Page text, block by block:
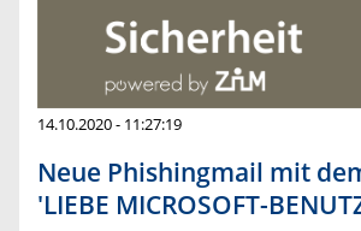
14.10.2020 - 11:27:19
Neue Phishingmail mit
'LIEBE MICROSOFT-